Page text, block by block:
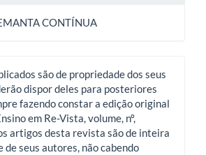
CONTÍNUA
são de propriedade dos seus
dispor deles para posteriores
fazendo constar a edição original
em Re-Vista, volume, nº,
artigos desta revista são de inteira
de seus autores, não cabendo